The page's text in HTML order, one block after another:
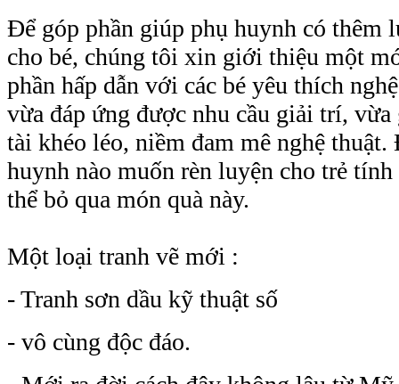
Để góp phần giúp phụ huynh có thêm
cho bé, chúng tôi xin giới thiệu một
phần hấp dẫn với các bé yêu thích
vừa đáp ứng được nhu cầu giải trí,
tài khéo léo, niềm đam mê nghệ
huynh nào muốn rèn luyện cho trẻ
thể bỏ qua món quà này.
Một loại tranh vẽ mới :
- Tranh sơn dầu kỹ thuật số
- vô cùng độc đáo.